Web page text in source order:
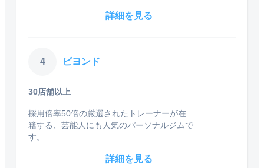
詳細を見る
4 ビヨンド
30店舗以上
採用倍率50倍の厳選されたトレーナーが在
籍する、芸能人にも人気のパーソナルジムで
す。
詳細を見る